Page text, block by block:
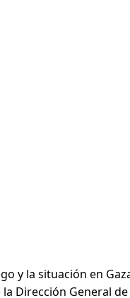
y la situación en
Dirección General